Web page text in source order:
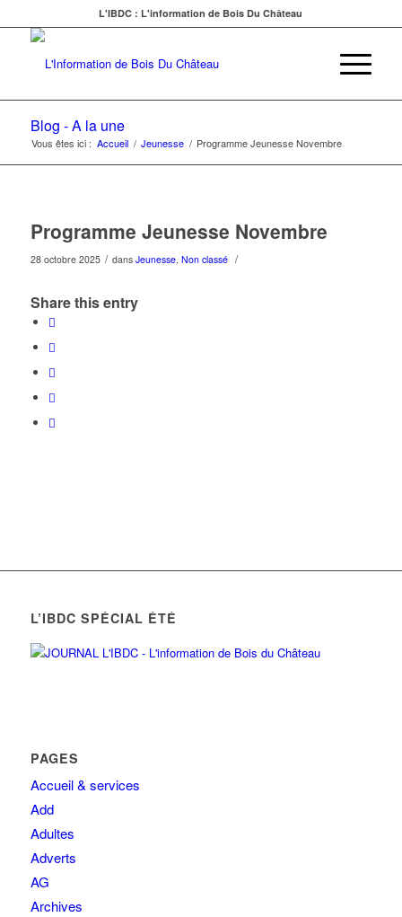
L'IBDC : L'information de Bois Du Château
Blog - A la une
Vous êtes ici : Accueil / Jeunesse / Programme Jeunesse Novembre
Programme Jeunesse Novembre
28 octobre 2025 / dans Jeunesse, Non classé /
Share this entry
L’IBDC SPÉCIAL ÉTÉ
PAGES
Accueil & services
Add
Adultes
Adverts
AG
Archives